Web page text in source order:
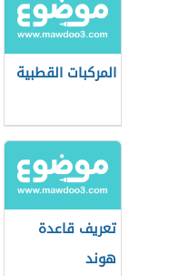
المركبات القطبية
تعريف قاعدة
هوند